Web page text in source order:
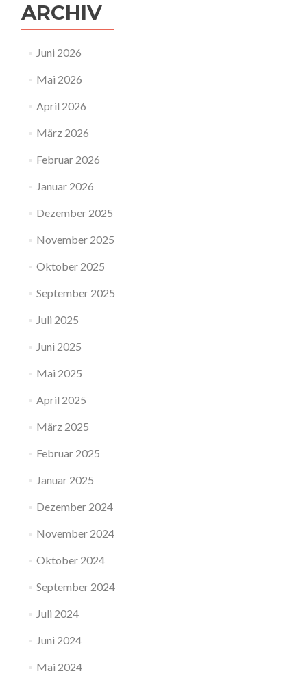
ARCHIV
Juni 2026
Mai 2026
April 2026
März 2026
Februar 2026
Januar 2026
Dezember 2025
November 2025
Oktober 2025
September 2025
Juli 2025
Juni 2025
Mai 2025
April 2025
März 2025
Februar 2025
Januar 2025
Dezember 2024
November 2024
Oktober 2024
September 2024
Juli 2024
Juni 2024
Mai 2024